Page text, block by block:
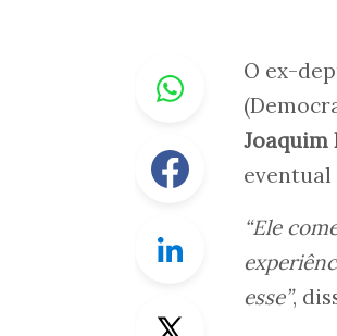
Whastapp
Facebook
Linkedin
Twitter
O ex-
Joaquim
eventual
“Ele
esse”,